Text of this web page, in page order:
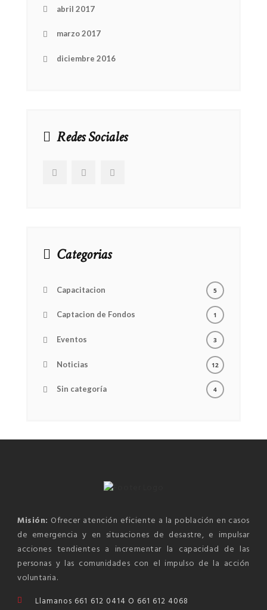
abril 2017
marzo 2017
diciembre 2016
Redes Sociales
Categorias
Capacitacion 5
Captacion de Fondos 1
Eventos 3
Noticias 12
Sin categoría 4
Misión: Ofrecer atención eficiente a la población en casos
de emergencia y en situaciones de desastre, e impulsar
acciones tendientes a incrementar la capacidad de las
personas y las comunidades con el impulso de la acción
voluntaria.
Llamanos 661 612 0414 O 661 612 4068
NEWSLETTER
mel
y updates
fro
m